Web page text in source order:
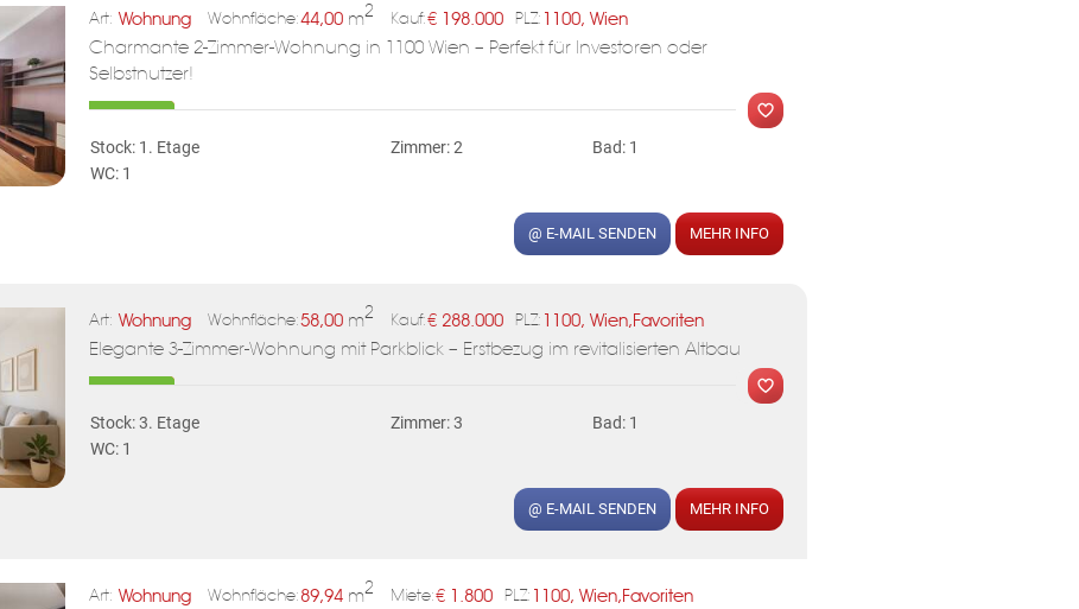
Art: Wohnung Wohnfläche:44,00 m2 Kauf:€ 198.000 PLZ: 1100, Wien
Charmante 2-Zimmer-Wohnung in 1100 Wien – Perfekt für Investoren oder
Selbstnutzer!
Stock: 1. Etage Zimmer: 2
Bad: 1
WC: 1
@ E-MAIL SENDEN MEHR INFO
Art: Wohnung Wohnfläche:58,00 m2 Kauf:€ 288.000 PLZ: 1100, Wien,Favoriten
Elegante 3-Zimmer-Wohnung mit Parkblick – Erstbezug im revitalisierten Altbau
Stock: 3. Etage Zimmer: 3
Bad: 1
WC: 1
@ E-MAIL SENDEN MEHR INFO
Art: Wohnung Wohnfläche:89,94 m2 Miete:€ 1.800 PLZ: 1100, Wien,Favoriten